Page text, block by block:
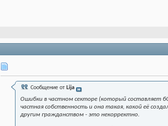
Сообщение от Lija
Ошибки в частном секторе (который составляет
частная собственность и она такая, какой её
другим гражданством - это некорректно.